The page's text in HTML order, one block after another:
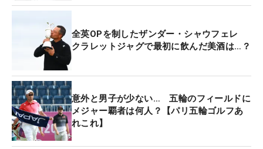
全英OPを制したザンダー・シャウフェレ
クラレットジャグで最初に飲んだ美酒は…？
意外と男子が少ない… 五輪のフィールドに
メジャー覇者は何人？【パリ五輪ゴルフあ
れこれ】